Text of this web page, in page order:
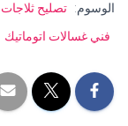
الوسوم: تصليح ثلاجات
فني غسالات اتوماتيك